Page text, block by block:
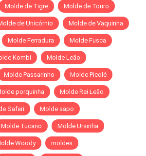
Molde de Tigre Molde de Touro
de Unicórnio Molde de Vaquinha
Molde Ferradura Molde Fusca
Kombi Molde Leão
Molde Passarinho Molde Picolé
porquinha Molde Rei Leão
Safari Molde sapo
Molde Tucano Molde Ursinha
Woody moldes